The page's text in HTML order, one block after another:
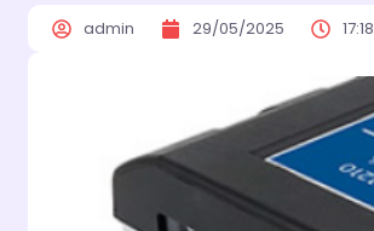
admin 29/05/2025 17:18